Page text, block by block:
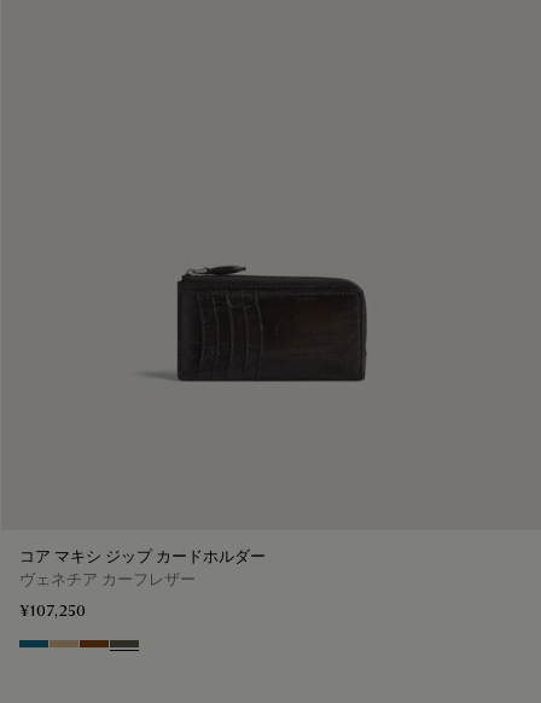
コア マキシ ジップ カードホルダー
ヴェネチア カーフレザー
¥107,250
Gasoline
Miraggio
Cacao Intenso
Selva Oscura